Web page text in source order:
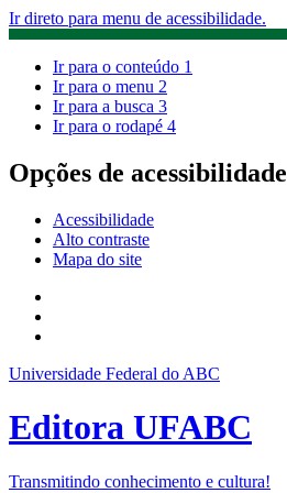
Ir direto para menu de acessibilidade.
Ir para o conteúdo 1
Ir para o menu 2
Ir para a busca 3
Ir para o rodapé 4
Opções de acessibilidade
Acessibilidade
Alto contraste
Mapa do site
Universidade Federal do ABC
Editora UFABC
Transmitindo conhecimento e cultura!